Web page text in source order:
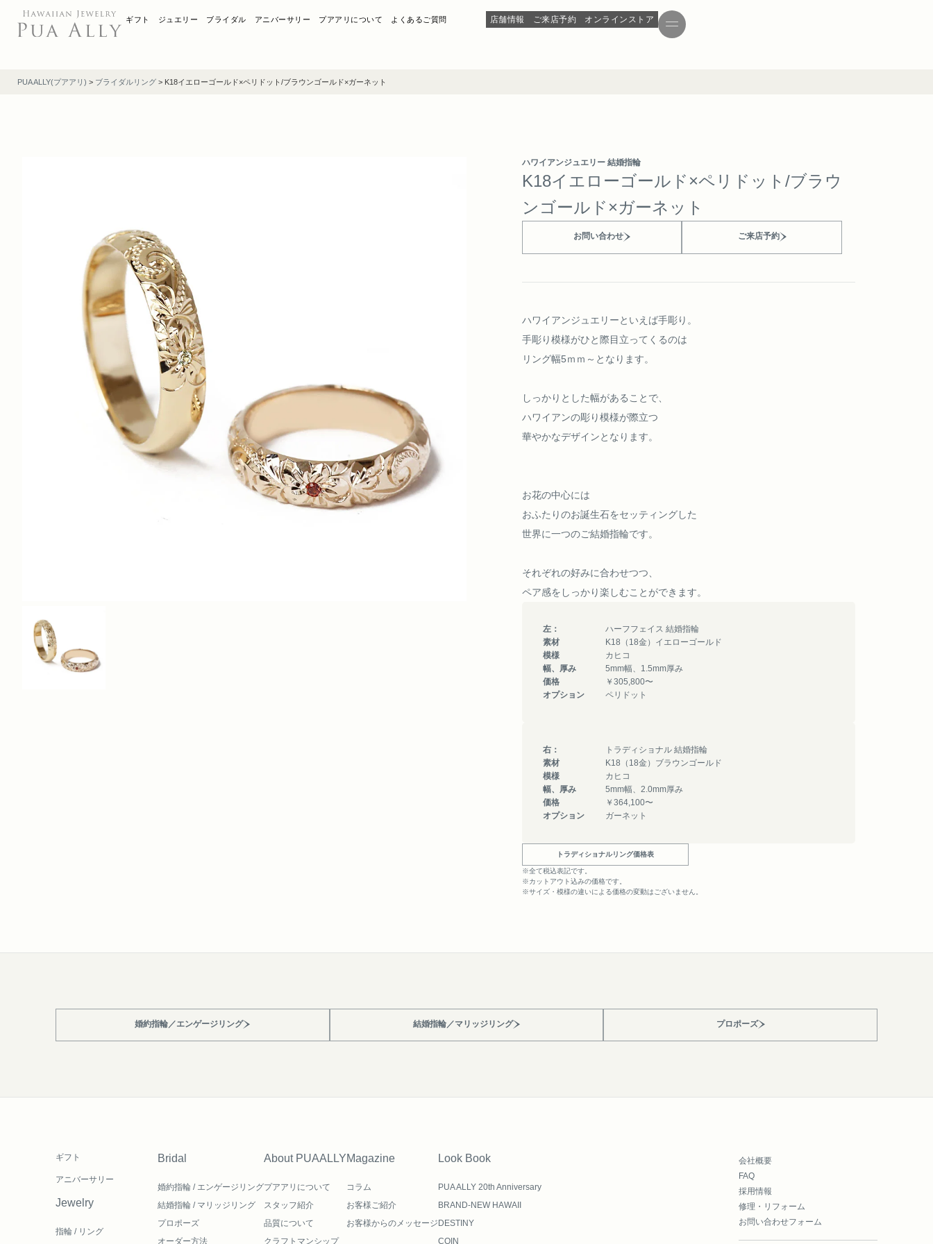
ギフト ジュエリー ブライダル アニバーサリー プアアリについて よくあるご質問 店舗情報 ご来店予約 オンラインストア
PUA ALLY(プアアリ) > ブライダルリング > K18イエローゴールド×ペリドット/ブラウンゴールド×ガーネット
ハワイアンジュエリー 結婚指輪
K18イエローゴールド×ペリドット/ブラウ
ンゴールド×ガーネット
お問い合わせ ご来店予約
ハワイアンジュエリーといえば手彫り。
手彫り模様がひと際目立ってくるのは
リング幅5ｍｍ～となります。
しっかりとした幅があることで、
ハワイアンの彫り模様が際立つ
華やかなデザインとなります。
お花の中心には
おふたりのお誕生石をセッティングした
世界に一つのご結婚指輪です。
それぞれの好みに合わせつつ、
ペア感をしっかり楽しむことができます。
左：
ハーフフェイス 結婚指輪
素材
K18（18金）イエローゴールド
模様
カヒコ
幅、厚み
5mm幅、1.5mm厚み
価格
￥305,800〜
オプション
ペリドット
右：
トラディショナル 結婚指輪
素材
K18（18金）ブラウンゴールド
模様
カヒコ
幅、厚み
5mm幅、2.0mm厚み
価格
￥364,100〜
オプション
ガーネット
トラディショナルリング価格表
※全て税込表記です。
※カットアウト込みの価格です。
※サイズ・模様の違いによる価格の変動はございません。
婚約指輪／エンゲージリング 結婚指輪／マリッジリング プロポーズ
ギフト
アニバーサリー
Jewelry
指輪 / リング
Bridal
婚約指輪 / エンゲージリング
結婚指輪 / マリッジリング
プロポーズ
オーダー方法
About PUAALLY
プアアリについて
スタッフ紹介
品質について
クラフトマンシップ
Magazine
コラム
お客様ご紹介
お客様からのメッセージ
Look Book
PUA ALLY 20th Anniversary
BRAND-NEW HAWAII
DESTINY
COIN
会社概要
FAQ
採用情報
修理・リフォーム
お問い合わせフォーム